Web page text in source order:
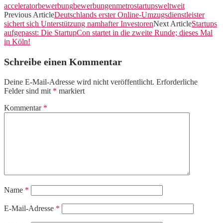
acceleratorbewerbungbewerbungenmetrostartupsweltweit
Previous ArticleDeutschlands erster Online-Umzugsdienstleister
sichert sich Unterstützung namhafter InvestorenNext ArticleStartups
aufgepasst: Die StartupCon startet in die zweite Runde; dieses Mal
in Köln!
Schreibe einen Kommentar
Deine E-Mail-Adresse wird nicht veröffentlicht. Erforderliche
Felder sind mit * markiert
Kommentar *
Name *
E-Mail-Adresse *